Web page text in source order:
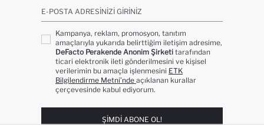
E-POSTA ADRESINIZI GIRINIZ
Kampanya, reklam, promosyon, tanıtım
amaçlarıyla yukarıda belirttiğim iletişim adresime,
DeFacto Perakende Anonim Şirketi tarafından
ticari elektronik ileti gönderilmesini ve kişisel
verilerimin bu amaçla işlenmesini ETK
Bilgilendirme Metni’nde açıklanan kurallar
çerçevesinde kabul ediyorum.
ŞIMDI ABONE OL!